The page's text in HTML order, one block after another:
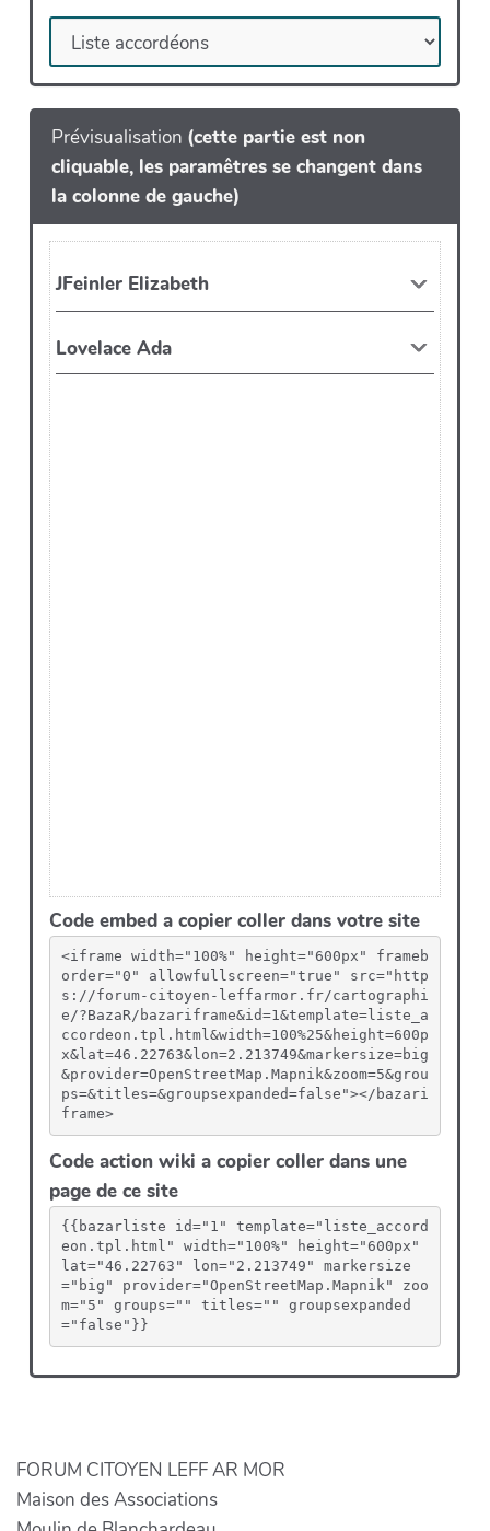
Prévisualisation (cette partie est non
cliquable, les paramêtres se changent dans
la colonne de gauche)
Code embed a copier coller dans votre site
<iframe width="100%" height="600px" frameb
order="0" allowfullscreen="true" src="http
s://forum-citoyen-leffarmor.fr/cartographi
e/?BazaR/bazariframe&id=1&template=liste_a
ccordeon.tpl.html&width=100%25&height=600p
x&lat=46.22763&lon=2.213749&markersize=big
&provider=OpenStreetMap.Mapnik&zoom=5&grou
ps=&titles=&groupsexpanded=false"></bazari
frame>
Code action wiki a copier coller dans une
page de ce site
{{bazarliste id="1" template="liste_accord
eon.tpl.html" width="100%" height="600px"
lat="46.22763" lon="2.213749" markersize
="big" provider="OpenStreetMap.Mapnik" zoo
m="5" groups="" titles="" groupsexpanded
="false"}}
FORUM CITOYEN LEFF AR MOR
Maison des Associations